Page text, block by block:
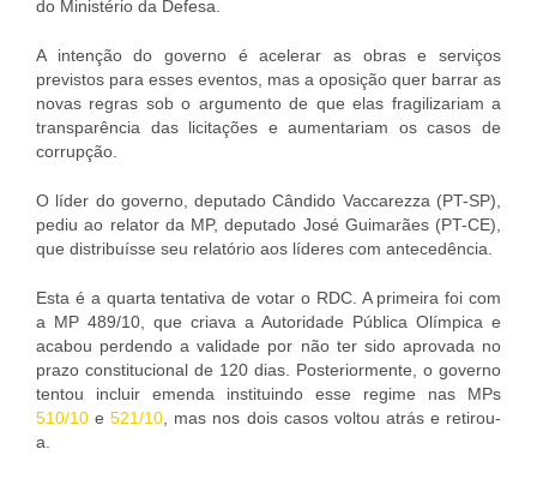
do Ministério da Defesa.
A intenção do governo é acelerar as obras e serviços
previstos para esses eventos, mas a oposição quer barrar as
novas regras sob o argumento de que elas fragilizariam a
transparência das licitações e aumentariam os casos de
corrupção.
O líder do governo, deputado Cândido Vaccarezza (PT-SP),
pediu ao relator da MP, deputado José Guimarães (PT-CE),
que distribuísse seu relatório aos líderes com antecedência.
Esta é a quarta tentativa de votar o RDC. A primeira foi com
a MP 489/10, que criava a Autoridade Pública Olímpica e
acabou perdendo a validade por não ter sido aprovada no
prazo constitucional de 120 dias. Posteriormente, o governo
tentou incluir emenda instituindo esse regime nas MPs
510/10 e521/10 , mas nos dois casos voltou atrás e retirou-
a.